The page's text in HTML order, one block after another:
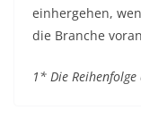
einhergehen,
die Branche
1* Die